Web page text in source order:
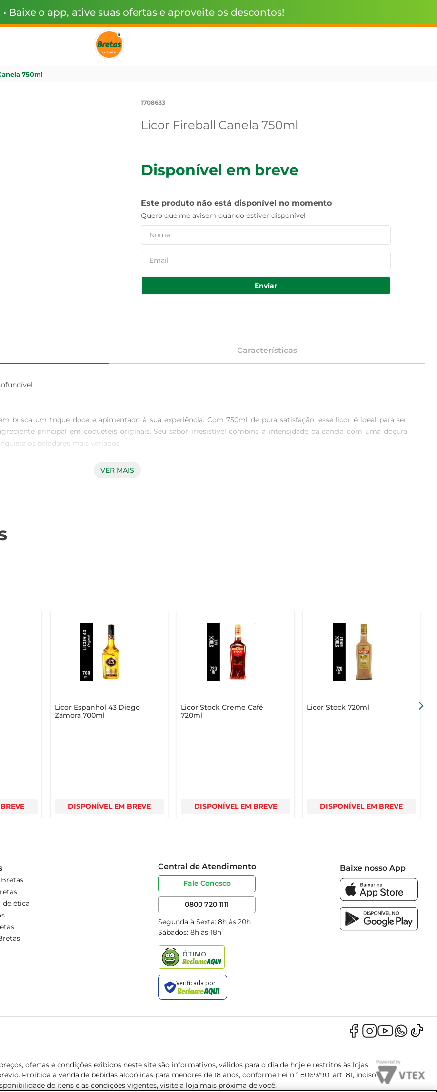
• Baixe o app, ative suas ofertas e aproveite os descontos!
750ml
1708633
Licor Fireball Canela 750ml
Disponível em breve
Este produto não está disponível no momento
Quero que me avisem quando estiver disponível
Enviar
Características
busca um toque doce e apimentado à sua experiência. Com 750ml de pura satisfação, esse licor é ideal para ser
principal em coquetéis originais. Seu sabor irresistível combina a intensidade da canela com uma doçura
os paladares mais variados.
a famosa especiaria da canela, conhecida por seu sabor marcante e aquecedor. Ideal para animar qualquer ocasião,
ser consumido de forma consciente e responsável. Aproveite essa experiência de sabor singular em momentos que
VER MAIS
Licor Espanhol 43 Diego
Zamora 700ml
DISPONÍVEL EM BREVE
Licor Stock Creme Café
720ml
DISPONÍVEL EM BREVE
Licor Stock 720ml
DISPONÍVEL EM BREVE
de ética
Central de Atendimento
Fale Conosco
0800 720 1111
Segunda à Sexta: 8h às 20h
Sábados: 8h às 18h
Baixe nosso App
ofertas e condições exibidos neste site são informativos, válidos para o dia de hoje e restritos às lojas
Proibida a venda de bebidas alcoólicas para menores de 18 anos, conforme Lei n.º 8069/90, art. 81, inciso
de itens e as condições vigentes, visite a loja mais próxima de você.